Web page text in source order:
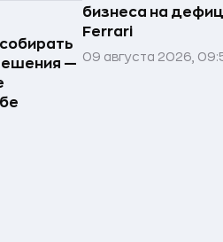
—
бизнеса на
Ferrari
09 августа 2026,